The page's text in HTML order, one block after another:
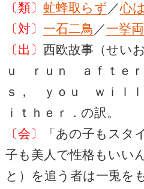
〔類〕 虻蜂取らず ／心
〔対〕 一石二鳥 ／一挙
〔出〕 西欧故事（せい
ｕ ｒｕｎ ａｆｔｅ
ｓ， ｙｏｕ ｗｉｌ
ｉｔｈｅｒ．の訳。
〔会〕
「あの子もスタ
子も美人で性格もいい
と）を追う者は一兎を